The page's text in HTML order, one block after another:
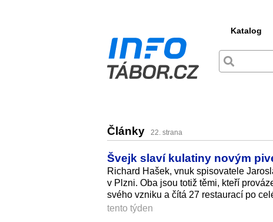
Katalog
Články 22. strana
Švejk slaví kulatiny novým
Richard Hašek, vnuk spisovatele
v Plzni. Oba jsou totiž těmi, kteří
svého vzniku a čítá 27 restaurací po
tento týden